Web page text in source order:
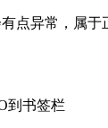
点异常，属
到书签栏